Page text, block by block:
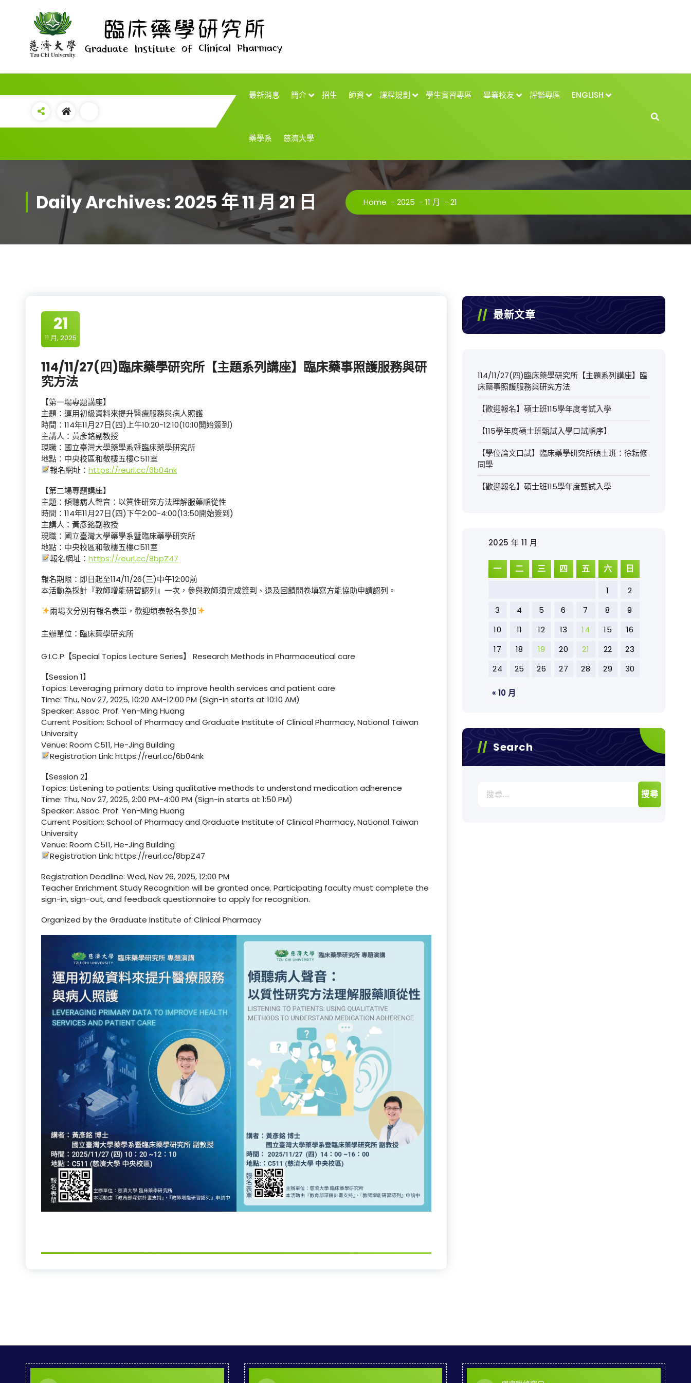
最新消息 簡介 招生 師資 課程規劃 學生實習專區 畢業校友 評鑑專區 ENGLISH
藥學系 慈濟大學
Daily Archives: 2025 年 11 月 21 日 Home - 2025 - 11 月 - 21
21
11 月, 2025
114/11/27(四)臨床藥學研究所【主題系列講座】臨床藥事照護服務與研
究方法
【第一場專題講座】
主題：運用初級資料來提升醫療服務與病人照護
時間：114年11月27日(四)上午10:20-12:10(10:10開始簽到)
主講人：黃彥銘副教授
現職：國立臺灣大學藥學系暨臨床藥學研究所
地點：中央校區和敬樓五樓C511室
報名網址：https://reurl.cc/6b04nk
【第二場專題講座】
主題：傾聽病人聲音：以質性研究方法理解服藥順從性
時間：114年11月27日(四)下午2:00-4:00(13:50開始簽到)
主講人：黃彥銘副教授
現職：國立臺灣大學藥學系暨臨床藥學研究所
地點：中央校區和敬樓五樓C511室
報名網址：https://reurl.cc/8bpZ47
報名期限：即日起至114/11/26(三)中午12:00前
本活動為採計『教師增能研習認列』一次，參與教師須完成簽到、退及回饋問卷填寫方能協助申請認列。
兩場次分別有報名表單，歡迎填表報名參加
主辦單位：臨床藥學研究所
G.I.C.P【Special Topics Lecture Series】 Research Methods in Pharmaceutical care
【Session 1】
Topics: Leveraging primary data to improve health services and patient care
Time: Thu, Nov 27, 2025, 10:20 AM-12:00 PM (Sign-in starts at 10:10 AM)
Speaker: Assoc. Prof. Yen-Ming Huang
Current Position: School of Pharmacy and Graduate Institute of Clinical Pharmacy, National Taiwan
University
Venue: Room C511, He-Jing Building
Registration Link: https://reurl.cc/6b04nk
【Session 2】
Topics: Listening to patients: Using qualitative methods to understand medication adherence
Time: Thu, Nov 27, 2025, 2:00 PM-4:00 PM (Sign-in starts at 1:50 PM)
Speaker: Assoc. Prof. Yen-Ming Huang
Current Position: School of Pharmacy and Graduate Institute of Clinical Pharmacy, National Taiwan
University
Venue: Room C511, He-Jing Building
Registration Link: https://reurl.cc/8bpZ47
Registration Deadline: Wed, Nov 26, 2025, 12:00 PM
Teacher Enrichment Study Recognition will be granted once. Participating faculty must complete the
sign-in, sign-out, and feedback questionnaire to apply for recognition.
Organized by the Graduate Institute of Clinical Pharmacy
最新文章
114/11/27(四)臨床藥學研究所【主題系列講座】臨
床藥事照護服務與研究方法
【歡迎報名】碩士班115學年度考試入學
【115學年度碩士班甄試入學口試順序】
【學位論文口試】臨床藥學研究所碩士班：徐耘修
同學
【歡迎報名】碩士班115學年度甄試入學
2025 年 11 月
一 二 三 四 五 六 日
1
2
3
4 5 6 7 8
9
10
11 12 13 14 15
16
17
18 19 20 21 22
23
24
25 26 27 28 29 30
« 10 月
Search